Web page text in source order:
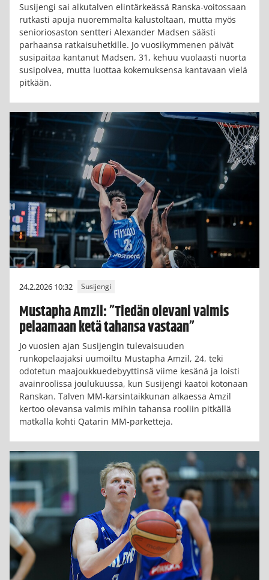
Susijengi sai alkutalven elintärkeässä Ranska-voitossaan
rutkasti apuja nuoremmalta kalustoltaan, mutta myös
senioriosaston sentteri Alexander Madsen säästi
parhaansa ratkaisuhetkille. Jo vuosikymmenen päivät
susipaitaa kantanut Madsen, 31, kehuu vuolaasti nuorta
susipolvea, mutta luottaa kokemuksensa kantavaan vielä
pitkään.
24.2.2026 10:32 Susijengi
Mustapha Amzil: ”Tiedän olevani valmis
pelaamaan ketä tahansa vastaan”
Jo vuosien ajan Susijengin tulevaisuuden
runkopelaajaksi uumoiltu Mustapha Amzil, 24, teki
odotetun maajoukkuedebyyttinsä viime kesänä ja loisti
avainroolissa joulukuussa, kun Susijengi kaatoi kotonaan
Ranskan. Talven MM-karsintaikkunan alkaessa Amzil
kertoo olevansa valmis mihin tahansa rooliin pitkällä
matkalla kohti Qatarin MM-parketteja.